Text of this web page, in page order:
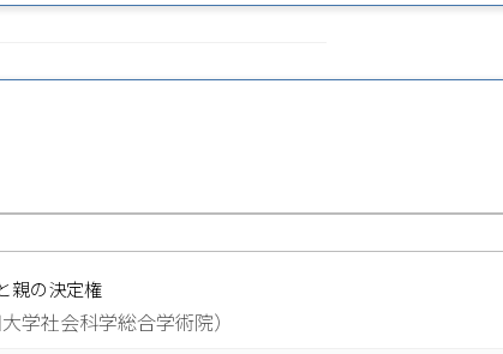
親の決定権
社会科学総合学術院）